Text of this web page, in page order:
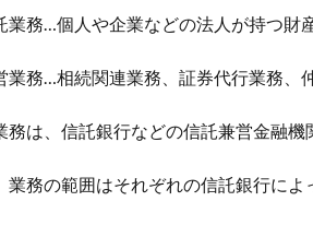
業務…個人や企業などの法人が持つ財
業務…相続関連業務、証券代行業務、
務は、信託銀行などの信託兼営金融機
業務の範囲はそれぞれの信託銀行によ